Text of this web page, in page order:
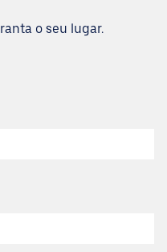
o seu lugar.